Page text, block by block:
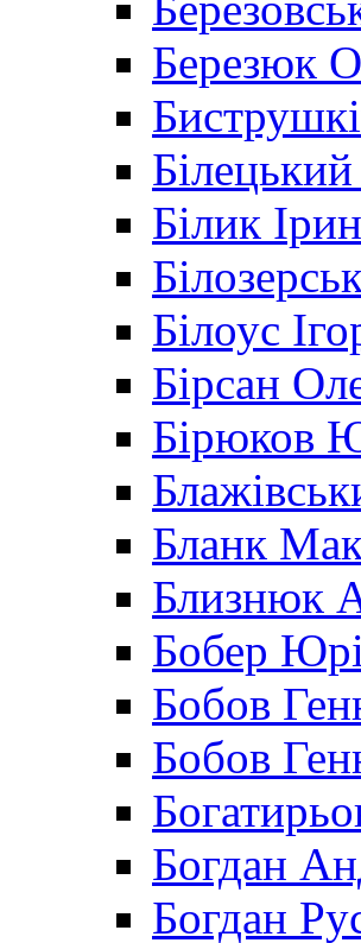
Березюк
Білик
Білоус
Бірсан
Бірюков
Бланк
Близнюк
Бобер
Бобов
Бобов
Богдан
Богдан